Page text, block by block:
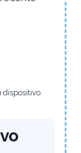
dispositivo.